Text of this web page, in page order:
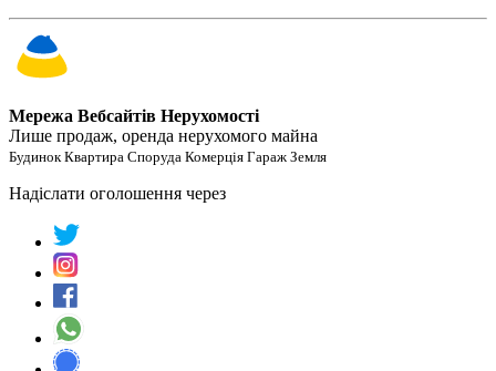
Мережа Вебсайтів Нерухомості
Лише продаж, оренда нерухомого майна
Будинок Квартира Споруда Комерція Гараж Земля
Надіслати оголошення через